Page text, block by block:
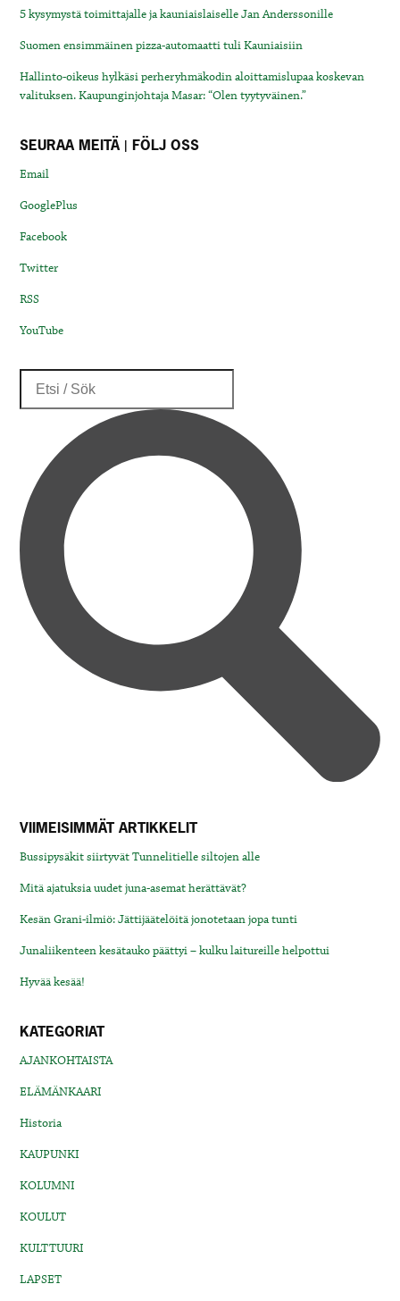
5 kysymystä toimittajalle ja kauniaislaiselle Jan Anderssonille
Suomen ensimmäinen pizza-automaatti tuli Kauniaisiin
Hallinto-oikeus hylkäsi perheryhmäkodin aloittamislupaa koskevan
valituksen. Kaupunginjohtaja Masar: “Olen tyytyväinen.”
SEURAA MEITÄ | FÖLJ OSS
Email
GooglePlus
Facebook
Twitter
RSS
YouTube
VIIMEISIMMÄT ARTIKKELIT
Bussipysäkit siirtyvät Tunnelitielle siltojen alle
Mitä ajatuksia uudet juna-asemat herättävät?
Kesän Grani-ilmiö: Jättijäätelöitä jonotetaan jopa tunti
Junaliikenteen kesätauko päättyi – kulku laitureille helpottui
Hyvää kesää!
KATEGORIAT
AJANKOHTAISTA
ELÄMÄNKAARI
Historia
KAUPUNKI
KOLUMNI
KOULUT
KULTTUURI
LAPSET